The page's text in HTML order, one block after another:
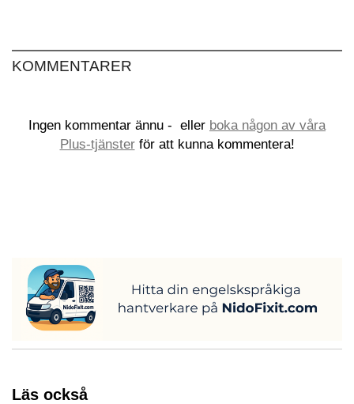
KOMMENTARER
Ingen kommentar ännu - eller boka någon av våra
Plus-tjänsterför att kunna kommentera!